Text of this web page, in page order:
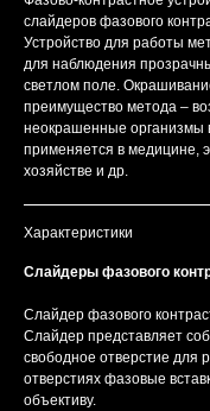
слайдеров фазового
Устройство для работы
для наблюдения
светлом поле.
преимущество метода –
неокрашенные организмы
применяется в медицине,
хозяйстве и др.
Характеристики
Слайдеры фазового
Слайдер фазового
Слайдер представляет
свободное отверстие для
отверстиях фазовые
объективу.